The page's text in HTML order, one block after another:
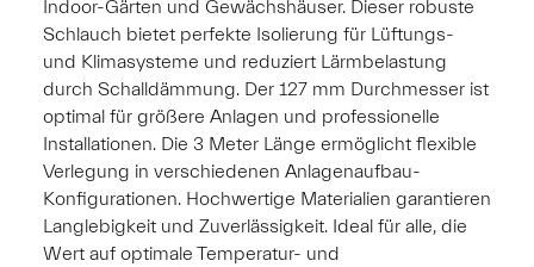
Indoor-Gärten und Gewächshäuser. Dieser robuste
Schlauch bietet perfekte Isolierung für Lüftungs-
und Klimasysteme und reduziert Lärmbelastung
durch Schalldämmung. Der 127 mm Durchmesser ist
optimal für größere Anlagen und professionelle
Installationen. Die 3 Meter Länge ermöglicht flexible
Verlegung in verschiedenen Anlagenaufbau-
Konfigurationen. Hochwertige Materialien garantieren
Langlebigkeit und Zuverlässigkeit. Ideal für alle, die
Wert auf optimale Temperatur- und